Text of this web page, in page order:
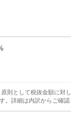
則として税抜金額に対
。詳細は内訳からご確認